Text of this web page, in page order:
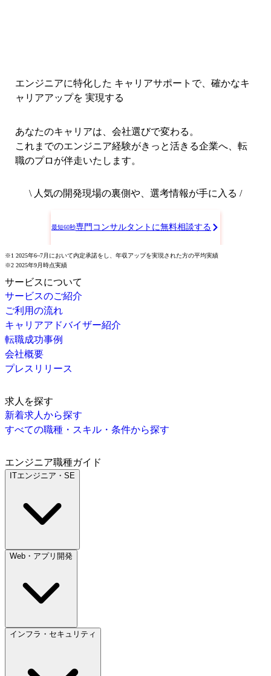
エンジニアに特化した キャリアサポートで、 確かなキ
ャリアアップを 実現する
あなたのキャリアは、会社選びで変わる。
これまでのエンジニア経験がきっと活きる企業へ、転
職のプロが伴走いたします。
\ 人気の開発現場の裏側や、選考情報が手に入る /
最短60秒専門コンサルタントに無料相談する
※1 2025年6~7月において内定承諾をし、年収アップを実現された方の平均実績
※2 2025年9月時点実績
サービスについて
サービスのご紹介
ご利用の流れ
キャリアアドバイザー紹介
転職成功事例
会社概要
プレスリリース
求人を探す
新着求人から探す
すべての職種・スキル・条件から探す
エンジニア職種ガイド
ITエンジニア・SE
Web・アプリ開発
インフラ・セキュリティ